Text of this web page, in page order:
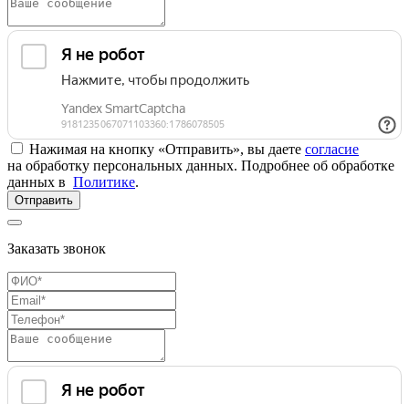
Нажимая на кнопку «Отправить», вы даете согласие
на обработку персональных данных. Подробнее об обработке
данных в Политике.
Отправить
Заказать звонок